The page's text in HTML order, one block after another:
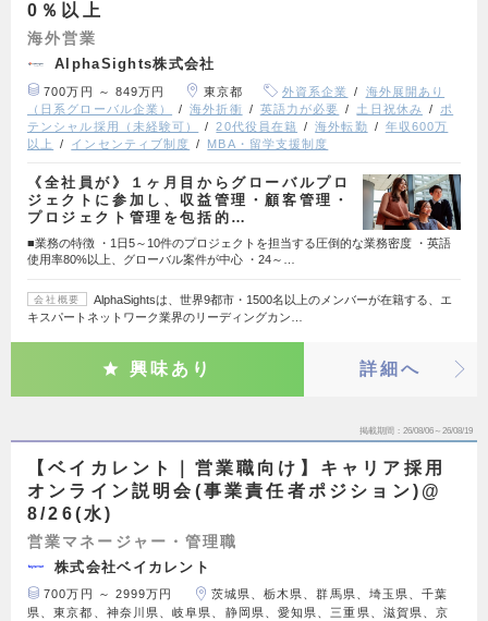
0％以上
海外営業
AlphaSights株式会社
700万円 ～ 849万円 東京都 外資系企業
海外展開あり
（日系グローバル企業）
海外折衝 英語力が必要 土日祝休み
ポ
テンシャル採用（未経験可）
20代役員在籍 海外転勤
年収600万
以上
インセンティブ制度 MBA・留学支援制度
《全社員が》１ヶ月目からグローバルプロ
ジェクトに参加し、収益管理・顧客管理・
プロジェクト管理を包括的…
■業務の特徴 ・1日5～10件のプロジェクトを担当する圧倒的な業務密度 ・英語
使用率80%以上、グローバル案件が中心 ・24～…
会社概要
AlphaSightsは、世界9都市・1500名以上のメンバーが在籍する、エ
キスパートネットワーク業界のリーディングカン…
興味あり 詳細へ
掲載期間 26/08/06～26/08/19
【ベイカレント｜営業職向け】キャリア採用
オンライン説明会(事業責任者ポジション)@
8/26(水)
営業マネージャー・管理職
株式会社ベイカレント
700万円 ～ 2999万円
茨城県、栃木県、群馬県、埼玉県、千葉
県、東京都、神奈川県、岐阜県、静岡県、愛知県、三重県、滋賀県、京